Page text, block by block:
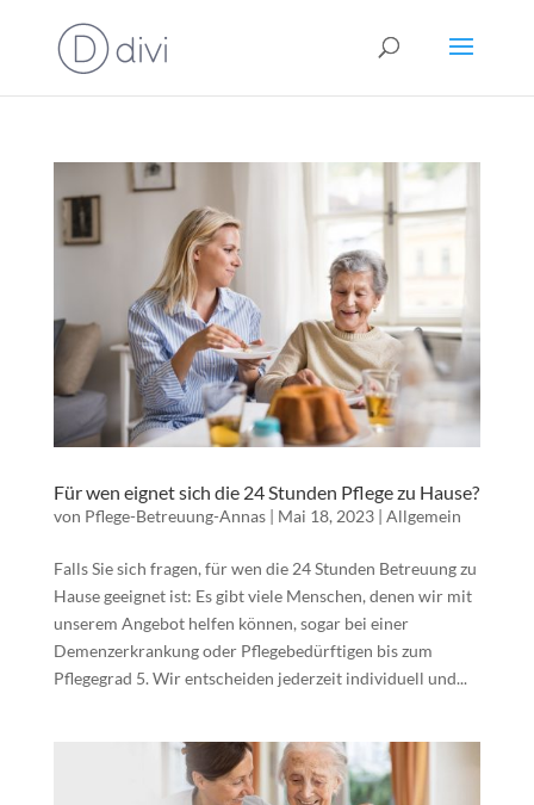
Für wen eignet sich die 24 Stunden Pflege zu Hause?
von Pflege-Betreuung-Annas| Mai 18, 2023| Allgemein
Falls Sie sich fragen, für wen die 24 Stunden Betreuung zu
Hause geeignet ist: Es gibt viele Menschen, denen wir mit
unserem Angebot helfen können, sogar bei einer
Demenzerkrankung oder Pflegebedürftigen bis zum
Pflegegrad 5. Wir entscheiden jederzeit individuell und...